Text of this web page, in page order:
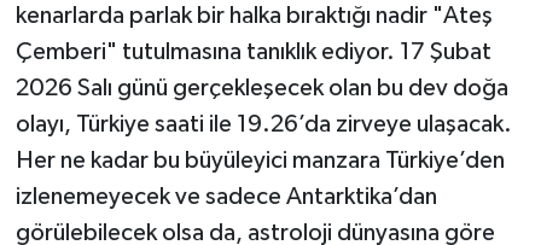
kenarlarda parlak bir halka bıraktığı nadir "Ateş
Çemberi" tutulmasına tanıklık ediyor. 17 Şubat
2026 Salı günü gerçekleşecek olan bu dev doğa
olayı, Türkiye saati ile 19.26’da zirveye ulaşacak.
Her ne kadar bu büyüleyici manzara Türkiye’den
izlenemeyecek ve sadece Antarktika’dan
görülebilecek olsa da, astroloji dünyasına göre